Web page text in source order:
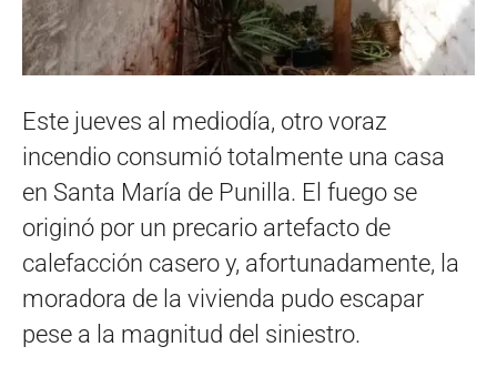
Este jueves al mediodía, otro voraz
incendio consumió totalmente una casa
en Santa María de Punilla. El fuego se
originó por un precario artefacto de
calefacción casero y, afortunadamente, la
moradora de la vivienda pudo escapar
pese a la magnitud del siniestro.